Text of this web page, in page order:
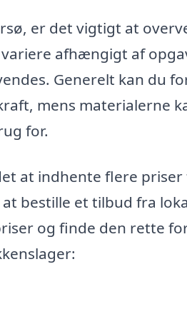
er det vigtigt at
afhængigt af
Generelt kan du
mens materialerne
for.
at indhente flere
bestille et tilbud fra
og finde den rette